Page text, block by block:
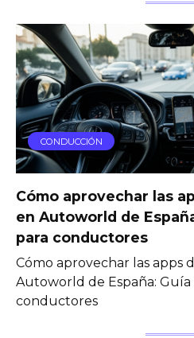
CONDUCCIÓN
Cómo aprovechar las
en Autoworld de
para conductores
Cómo aprovechar las apps
Autoworld de España:
conductores